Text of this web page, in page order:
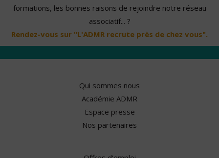
formations, les bonnes raisons de rejoindre notre réseau
associatif... ?
Rendez-vous sur "L'ADMR recrute près de chez vous".
Qui sommes nous
Académie ADMR
Espace presse
Nos partenaires